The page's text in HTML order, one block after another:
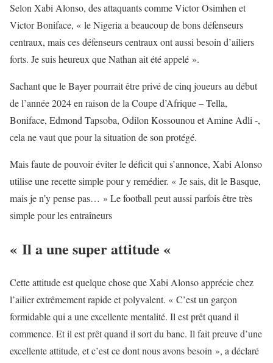
Selon Xabi Alonso, des attaquants comme Victor Osimhen et
Victor Boniface, « le Nigeria a beaucoup de bons défenseurs
centraux, mais ces défenseurs centraux ont aussi besoin d’ailiers
forts. Je suis heureux que Nathan ait été appelé ».
Sachant que le Bayer pourrait être privé de cinq joueurs au début
de l’année 2024 en raison de la Coupe d’Afrique – Tella,
Boniface, Edmond Tapsoba, Odilon Kossounou et Amine Adli -,
cela ne vaut que pour la situation de son protégé.
Mais faute de pouvoir éviter le déficit qui s’annonce, Xabi Alonso
utilise une recette simple pour y remédier. « Je sais, dit le Basque,
mais je n’y pense pas… » Le football peut aussi parfois être très
simple pour les entraîneurs
« Il a une super attitude «
Cette attitude est quelque chose que Xabi Alonso apprécie chez
l’ailier extrêmement rapide et polyvalent. « C’est un garçon
formidable qui a une excellente mentalité. Il est prêt quand il
commence. Et il est prêt quand il sort du banc. Il fait preuve d’une
excellente attitude, et c’est ce dont nous avons besoin », a déclaré